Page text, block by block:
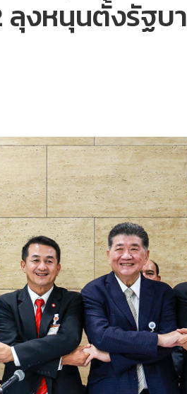
ลุงหนุนตั้งรัฐ